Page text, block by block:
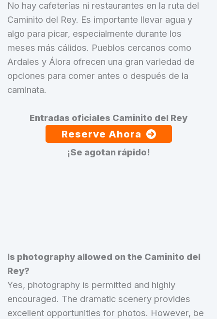
No hay cafeterías ni restaurantes en la ruta del
Caminito del Rey. Es importante llevar agua y
algo para picar, especialmente durante los
meses más cálidos. Pueblos cercanos como
Ardales y Álora ofrecen una gran variedad de
opciones para comer antes o después de la
caminata.
Entradas oficiales Caminito del Rey
Reserve Ahora
¡Se agotan rápido!
Is photography allowed on the Caminito del
Rey?
Yes, photography is permitted and highly
encouraged. The dramatic scenery provides
excellent opportunities for photos. However, be